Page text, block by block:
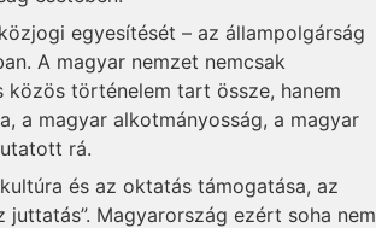
egyesítését – az állampolgárság
A magyar nemzet nemcsak
történelem tart össze, hanem
a magyar alkotmányosság, a magyar
rá.
és az oktatás támogatása, az
Magyarország ezért soha nem